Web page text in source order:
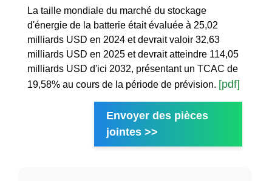
La taille mondiale du marché du stockage
d'énergie de la batterie était évaluée à 25,02
milliards USD en 2024 et devrait valoir 32,63
milliards USD en 2025 et devrait atteindre 114,05
milliards USD d'ici 2032, présentant un TCAC de
19,58% au cours de la période de prévision. [pdf]
Envoyer des pièces
jointes >>